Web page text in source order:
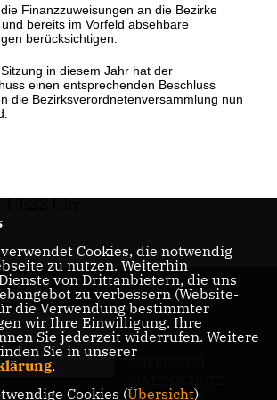
Finanzzuweisungen an die Bezirke
bereits im Vorfeld absehbare
berücksichtigen.
in diesem Jahr hat der
einen entsprechenden Beschluss
die Bezirksverordnetenversammlung nun
Uhr
Cookies, die notwendig
zu nutzen. Weiterhin
von Drittanbietern, die uns
zu verbessern (Website-
die Verwendung bestimmter
wir Ihre Einwilligung. Ihre
Sie jederzeit widerrufen. Weitere
Sie in unserer
.
Cookies (Übersicht)